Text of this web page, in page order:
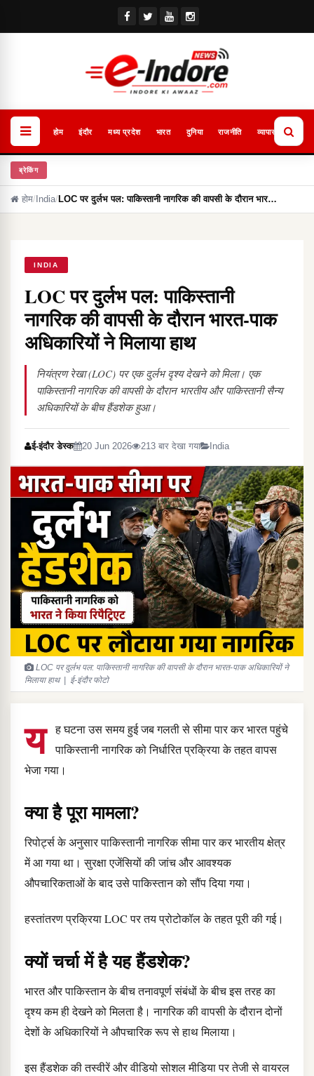
होम इंदौर मध्य प्रदेश भारत दुनिया राजनीति व्यापार खेल
ब्रेकिंग
होम/ India/ LOC पर दुर्लभ पल: पाकिस्तानी नागरिक की वापसी के दौरान भार…
INDIA
LOC पर दुर्लभ पल: पाकिस्तानी
नागरिक की वापसी के दौरान भारत-पाक
अधिकारियों ने मिलाया हाथ
नियंत्रण रेखा (LOC) पर एक दुर्लभ दृश्य देखने को मिला। एक
पाकिस्तानी नागरिक की वापसी के दौरान भारतीय और पाकिस्तानी सैन्य
अधिकारियों के बीच हैंडशेक हुआ।
ई-इंदौर डेस्क 20 Jun 2026 213 बार देखा गया India
LOC पर दुर्लभ पल: पाकिस्तानी नागरिक की वापसी के दौरान भारत-पाक अधिकारियों ने
मिलाया हाथ | ई-इंदौर फोटो
य
ह घटना उस समय हुई जब गलती से सीमा पार कर भारत पहुंचे
पाकिस्तानी नागरिक को निर्धारित प्रक्रिया के तहत वापस
भेजा गया।
क्या है पूरा मामला?
रिपोर्ट्स के अनुसार पाकिस्तानी नागरिक सीमा पार कर भारतीय क्षेत्र
में आ गया था। सुरक्षा एजेंसियों की जांच और आवश्यक
औपचारिकताओं के बाद उसे पाकिस्तान को सौंप दिया गया।
हस्तांतरण प्रक्रिया LOC पर तय प्रोटोकॉल के तहत पूरी की गई।
क्यों चर्चा में है यह हैंडशेक?
भारत और पाकिस्तान के बीच तनावपूर्ण संबंधों के बीच इस तरह का
दृश्य कम ही देखने को मिलता है। नागरिक की वापसी के दौरान दोनों
देशों के अधिकारियों ने औपचारिक रूप से हाथ मिलाया।
इस हैंडशेक की तस्वीरें और वीडियो सोशल मीडिया पर तेजी से वायरल